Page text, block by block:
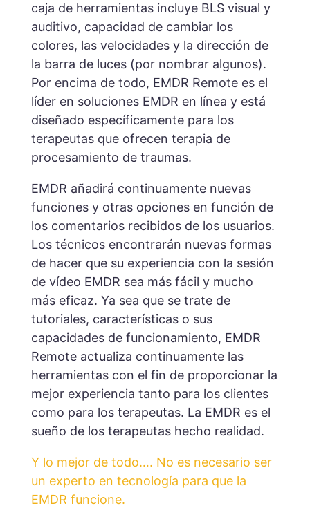
caja de herramientas incluye BLS visual y
auditivo, capacidad de cambiar los
colores, las velocidades y la dirección de
la barra de luces (por nombrar algunos).
Por encima de todo, EMDR Remote es el
líder en soluciones EMDR en línea y está
diseñado específicamente para los
terapeutas que ofrecen terapia de
procesamiento de traumas.
EMDR añadirá continuamente nuevas
funciones y otras opciones en función de
los comentarios recibidos de los usuarios.
Los técnicos encontrarán nuevas formas
de hacer que su experiencia con la sesión
de vídeo EMDR sea más fácil y mucho
más eficaz. Ya sea que se trate de
tutoriales, características o sus
capacidades de funcionamiento, EMDR
Remote actualiza continuamente las
herramientas con el fin de proporcionar la
mejor experiencia tanto para los clientes
como para los terapeutas. La EMDR es el
sueño de los terapeutas hecho realidad.
Y lo mejor de todo…. No es necesario ser
un experto en tecnología para que la
EMDR funcione.